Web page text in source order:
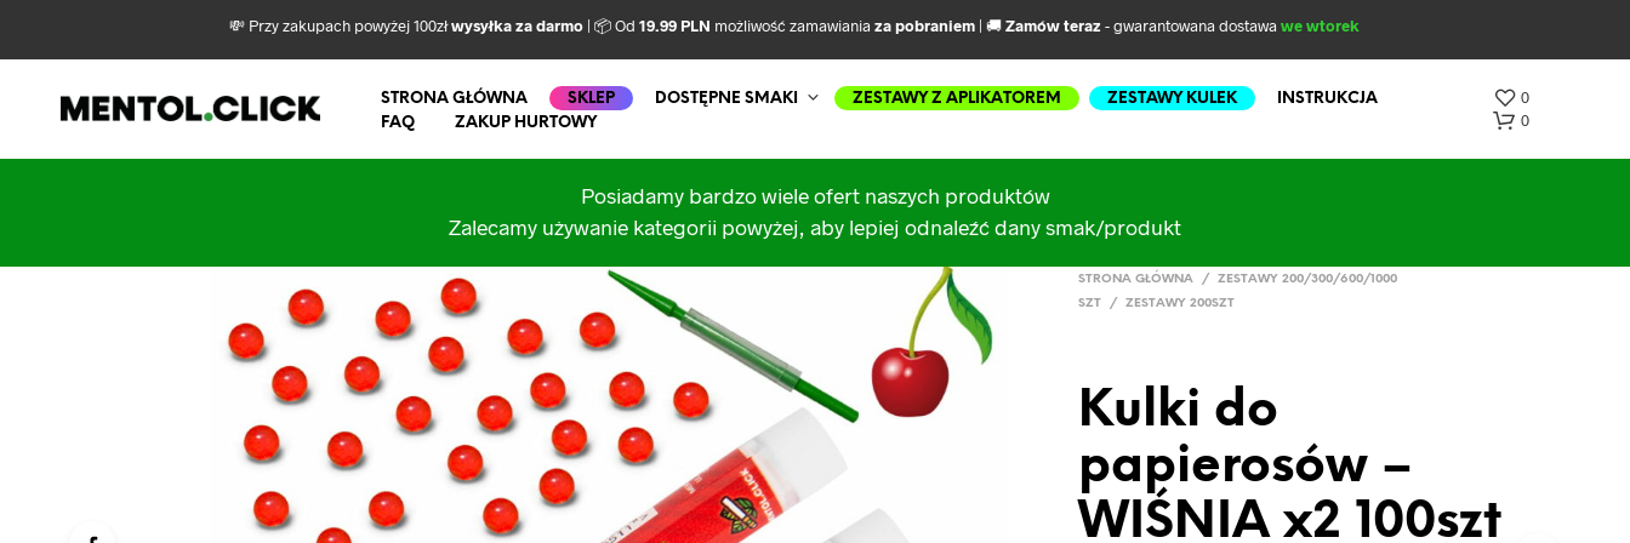
💸 Przy zakupach powyżej 100złwysyłka za darmo| 📦 Od 19.99 PLN możliwość zamawiania za pobraniem| 🚚Zamów teraz - gwarantowana dostawa we wtorek
STRONA GŁÓWNA SKLEP DOSTĘPNE SMAKI ZESTAWY Z APLIKATOREM ZESTAWY KULEK
INSTRUKCJA
FAQ
ZAKUP HURTOWY
0
0
Posiadamy bardzo wiele ofert naszych produktów
Zalecamy używanie kategorii powyżej, aby lepiej odnaleźć dany smak/produkt
STRONA GŁÓWNA /
ZESTAWY 200/300/600/1000
SZT
/ ZESTAWY 200SZT
Kulki do
papierosów –
WIŚNIA x2 100szt